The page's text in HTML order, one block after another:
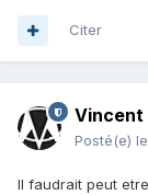
Citer
Vincent
Posté(e)
Il faudrait peut